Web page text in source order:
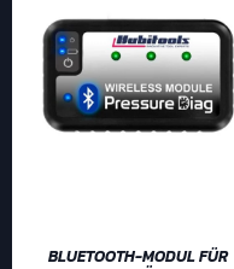
BLUETOOTH-MODUL FÜR